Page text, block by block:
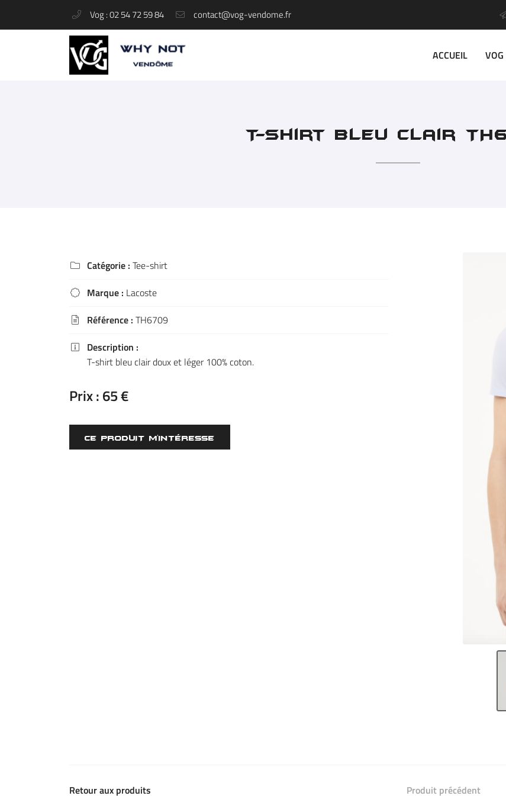
Vog : 02 54 72 59 84
ACCUEIL VOG
37 rue du Change
41100 Vendôme
02 54 72 59 84
En cochant cette case, vous consentez à recevoir nos propositions commerciales à l'adresse
email indiqué ci-dessus. Vous pouvez vous désinscrire à tout moment en utilisant
T-shirt bleu clair
 Catégorie : Tee-shirt
 Marque : Lacoste
 Référence : TH6709

Description :
T-shirt bleu clair doux et léger 100% coton.
Prix :65 €
CE PRODUIT M'INTÉRESSE
Retour aux produits Produit précédent